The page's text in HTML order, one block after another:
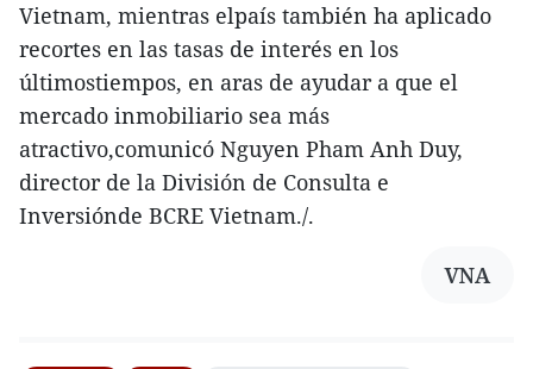
Vietnam, mientras elpaís también ha aplicado
recortes en las tasas de interés en los
últimostiempos, en aras de ayudar a que el
mercado inmobiliario sea más
atractivo,comunicó Nguyen Pham Anh Duy,
director de la División de Consulta e
Inversiónde BCRE Vietnam./.
VNA